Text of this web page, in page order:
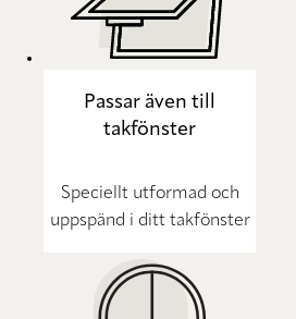
Passar även till
takfönster
Speciellt utformad och
uppspänd i ditt takfönster